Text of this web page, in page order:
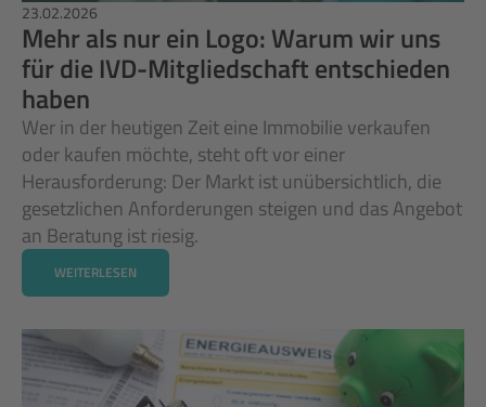
23.02.2026
Mehr als nur ein Logo: Warum wir uns
für die IVD-Mitgliedschaft entschieden
haben
Wer in der heutigen Zeit eine Immobilie verkaufen
oder kaufen möchte, steht oft vor einer
Herausforderung: Der Markt ist unübersichtlich, die
gesetzlichen Anforderungen steigen und das Angebot
an Beratung ist riesig.
WEITERLESEN
WEITERLESEN